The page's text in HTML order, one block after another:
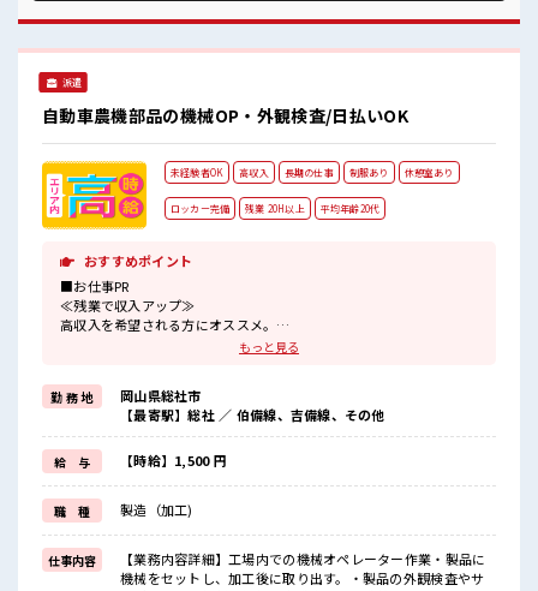
安だけど、 しっかり働く環境が整っています！ イチからスキ
ルUP・ステップUP目指していきましょう！ ≪様々なお仕事
物が多いあなたにもぴったり☆ ロッカー付き職場♪ 残業がし
っかりあるお仕事！ 高収入もバッチリ目指せますよ！
派遣
自動車農機部品の機械OP・外観検査/日払いOK
未経験者OK 高収入 長期の仕事 制服あり 休憩室あり
ロッカー完備 残業 20H以上 平均年齢20代
おすすめポイント
■お仕事PR
≪残業で収入アップ≫
高収入を希望される方にオススメ。
残業は月20時間以上あります♪
制服があるので、
毎日の服装の悩み解消♪
≪未経験でも活躍できる≫
新しいことにチャレンジするのは不安だけど、
しっかり働く環境が整っています！
イチからスキルUP・ステップUP目指していきましょう！
≪自分に合った期間で働ける≫
福利厚生が整った派遣のお仕事です！
■職場の雰囲気
≪20代の方が多数活躍中の職場≫
もっと見る
勤 務 地
岡山県総社市
【最寄駅】総社 ／ 伯備線、吉備線、その他
給 与 【時給】1,500 円
職 種 製造（加工)
仕事内容
【業務内容詳細】工場内での機械オペレーター作業・製品に
機械をセットし、加工後に取り出す。・製品の外観検査やサ